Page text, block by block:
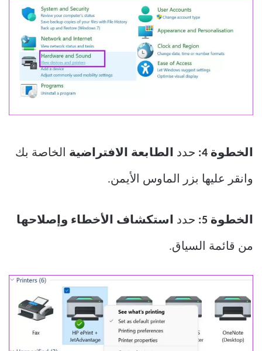
الخطوة 4: حدد الطابعة الافتراضية الخاصة بك
وانقر عليها بزر الماوس الأيمن.
الخطوة 5: حدد استكشاف الأخطاء وإصلاحها
من قائمة السياق.